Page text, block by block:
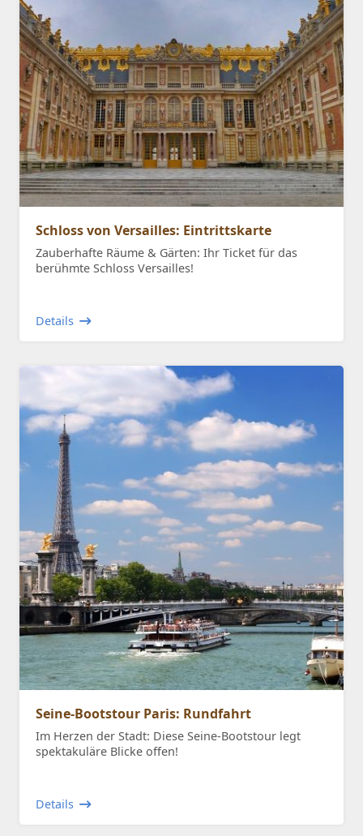
Schloss von Versailles: Eintrittskarte
Zauberhafte Räume & Gärten: Ihr Ticket für das
berühmte Schloss Versailles!
Details
Seine-Bootstour Paris: Rundfahrt
Im Herzen der Stadt: Diese Seine-Bootstour legt
spektakuläre Blicke offen!
Details